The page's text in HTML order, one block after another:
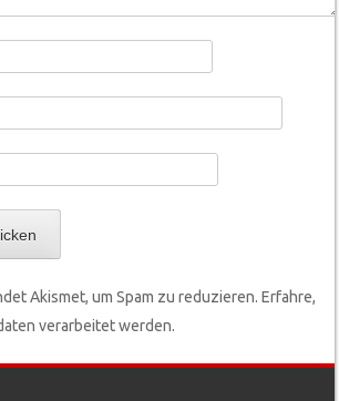
Akismet, um Spam zu reduzieren.Erfahre,
verarbeitet werden.